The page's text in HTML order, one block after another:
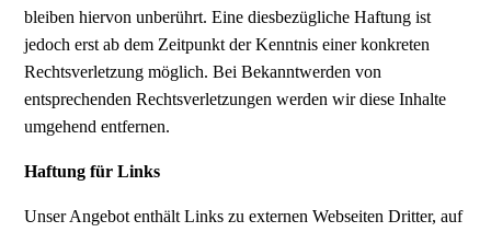
bleiben hiervon unberührt. Eine diesbezügliche Haftung ist
jedoch erst ab dem Zeitpunkt der Kenntnis einer konkreten
Rechtsverletzung möglich. Bei Bekanntwerden von
entsprechenden Rechtsverletzungen werden wir diese Inhalte
umgehend entfernen.
Haftung für Links
Unser Angebot enthält Links zu externen Webseiten Dritter, auf